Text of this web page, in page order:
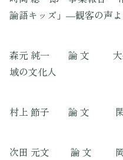
論語キッズ」―観客の声
森元 純一 論 文 大森
域の文化人
村上 節子 論 文 閑谷
次田 元文 論 文 岡山